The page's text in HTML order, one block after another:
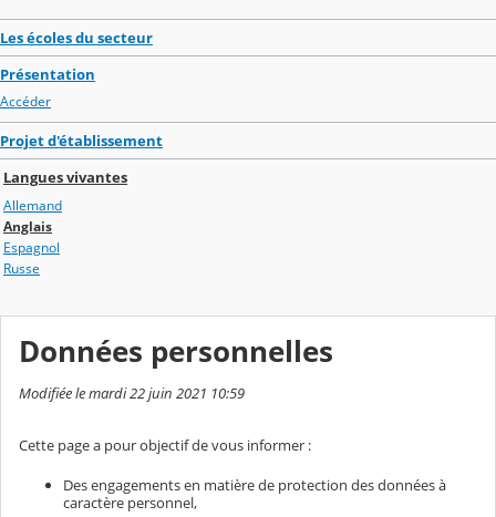
Les écoles du secteur
Présentation
Accéder
Projet d'établissement
Langues vivantes
Allemand
Anglais
Espagnol
Russe
Données personnelles
Modifiée le mardi 22 juin 2021 10:59
Cette page a pour objectif de vous informer :
Des engagements en matière de protection des données à
caractère personnel,